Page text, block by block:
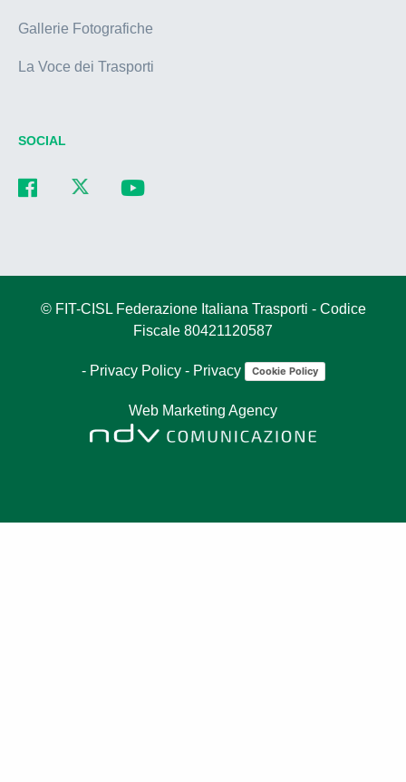
Gallerie Fotografiche
La Voce dei Trasporti
SOCIAL
© FIT-CISL Federazione Italiana Trasporti - Codice
Fiscale 80421120587
- Privacy Policy - Privacy Cookie Policy
Web Marketing Agency